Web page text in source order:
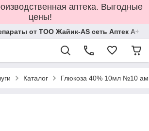
аптека. Выгодные
цены!
от ТОО Жайик-AS сеть Аптек А+
Каталог Глюкоза 40% 10мл №10